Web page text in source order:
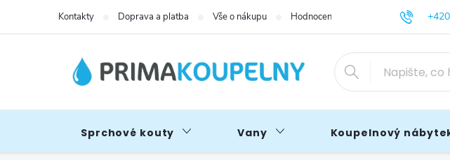
Kontakty Doprava a platba Vše o nákupu Hodnocení obchodu Obchodní
Sprchové kouty Vany Koupelnový